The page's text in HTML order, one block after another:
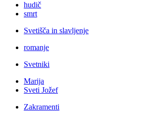
hudič
smrt
Svetišča in slavljenje
romanje
Svetniki
Marija
Sveti Jožef
Zakramenti